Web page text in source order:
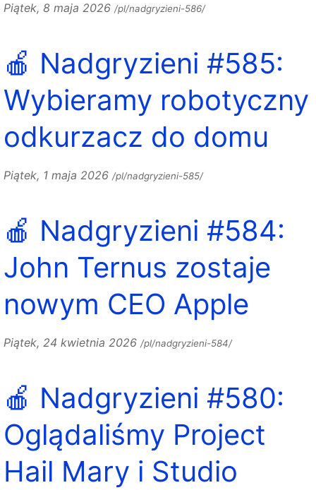
Piątek, 8 maja 2026 /pl/nadgryzieni-586/
🍎 Nadgryzieni #585:
Wybieramy robotyczny
odkurzacz do domu
Piątek, 1 maja 2026 /pl/nadgryzieni-585/
🍎 Nadgryzieni #584:
John Ternus zostaje
nowym CEO Apple
Piątek, 24 kwietnia 2026 /pl/nadgryzieni-584/
🍎 Nadgryzieni #580:
Oglądaliśmy Project
Hail Mary i Studio